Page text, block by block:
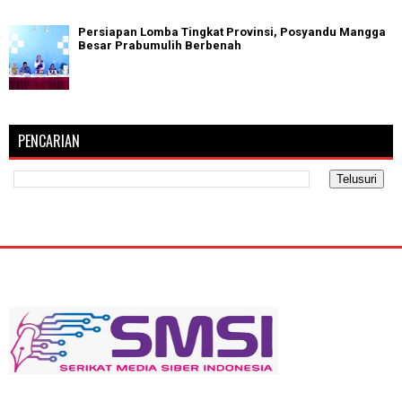
Persiapan Lomba Tingkat Provinsi, Posyandu Mangga
Besar Prabumulih Berbenah
PENCARIAN